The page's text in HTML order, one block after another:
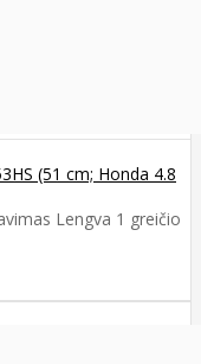
(51 cm; Honda 4.8
Lengva 1 greičio